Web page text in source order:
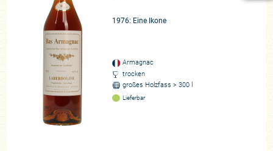
1976: Eine Ikone
Armagnac
trocken
großes Holzfass > 300 l
Lieferbar